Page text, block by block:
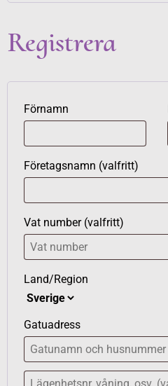
Registrera
Förnamn
Företagsnamn (valfritt)
Vat number (valfritt)
Land/Region
Gatuadress